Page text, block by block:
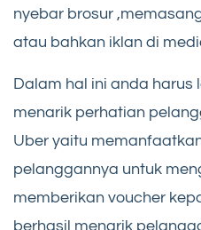
nyebar brosur
atau bahkan iklan di
Dalam hal ini anda harus
menarik perhatian
Uber yaitu
pelanggannya untuk
memberikan voucher
berhasil menarik